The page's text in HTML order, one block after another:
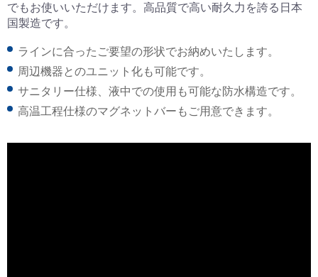
でもお使いいただけます。高品質で高い耐久力を誇る日本
国製造です。
ラインに合ったご要望の形状でお納めいたします。
周辺機器とのユニット化も可能です。
サニタリー仕様、液中での使用も可能な防水構造です。
高温工程仕様のマグネットバーもご用意できます。